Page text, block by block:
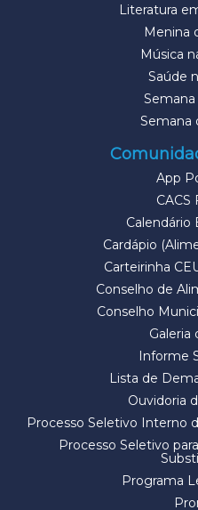
Literatura
Menina
Música
Saúde
Semana
App
CACS
Calendário
Cardápio
Carteirinha
Conselho de
Conselho
Galeria
Informe
Lista de
Ouvidoria
Processo Seletivo Interno
Processo Seletivo
Programa